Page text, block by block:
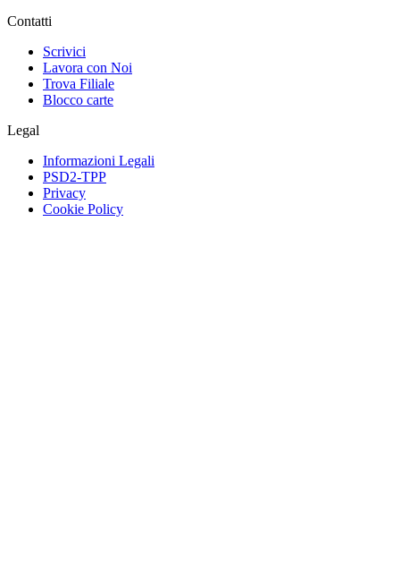
Contatti
Scrivici
Lavora con Noi
Trova Filiale
Blocco carte
Legal
Informazioni Legali
PSD2-TPP
Privacy
Cookie Policy